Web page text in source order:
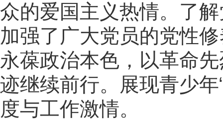
众的爱国主义热情。了
加强了广大党员的党性
永葆政治本色，以革命
迹继续前行。展现青少年
度与工作激情。